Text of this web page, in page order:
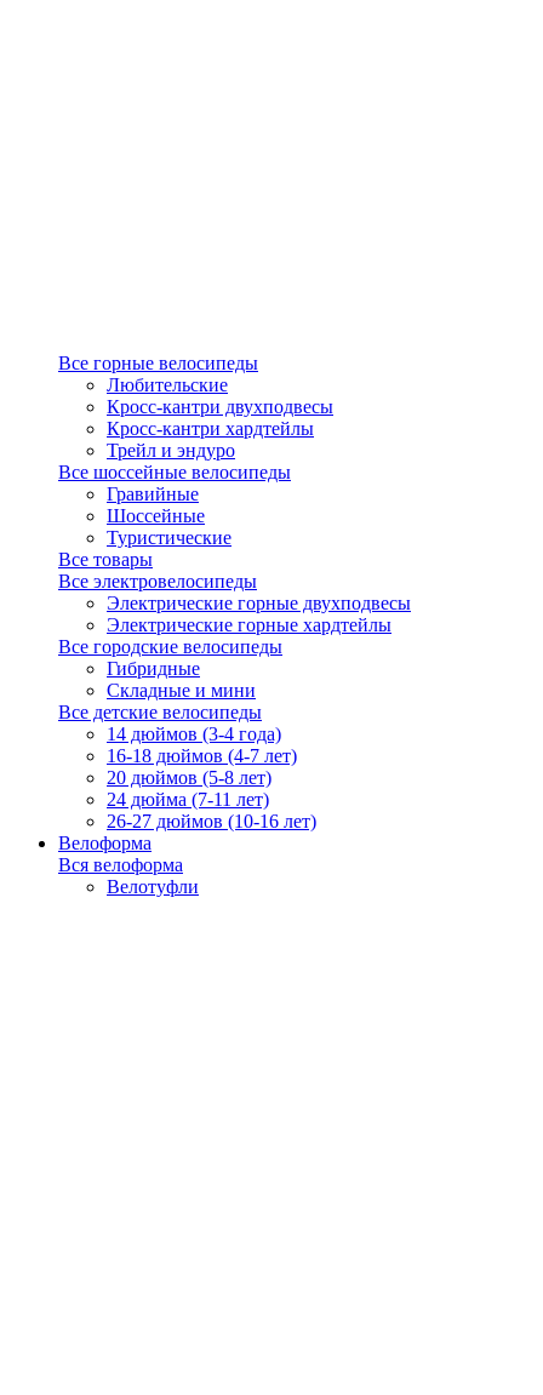
Все горные велосипеды
Любительские
Кросс-кантри двухподвесы
Кросс-кантри хардтейлы
Трейл и эндуро
Все шоссейные велосипеды
Гравийные
Шоссейные
Туристические
Все товары
Все электровелосипеды
Электрические горные двухподвесы
Электрические горные хардтейлы
Все городские велосипеды
Гибридные
Складные и мини
Все детские велосипеды
14 дюймов (3-4 года)
16-18 дюймов (4-7 лет)
20 дюймов (5-8 лет)
24 дюйма (7-11 лет)
26-27 дюймов (10-16 лет)
Велоформа
Вся велоформа
Велотуфли